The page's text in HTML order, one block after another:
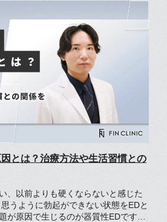
な要因で
置すると改善に時間が掛かるため、
起こ
について解説していきます。
とは？治療方法や生活習慣との
、以前よりも硬くならないと感じた
うように勃起ができない状態をEDと
が原因で生じるのが器質性EDです。